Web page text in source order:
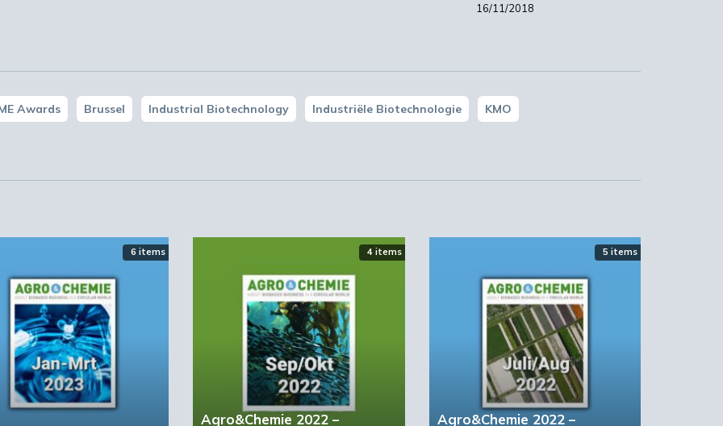
16/11/2018
Awards Brussel Industrial Biotechnology Industriële Biotechnologie KMO
6 items 4 items
Agro&Chemie 2022 –
5 items
Agro&Chemie 2022 –